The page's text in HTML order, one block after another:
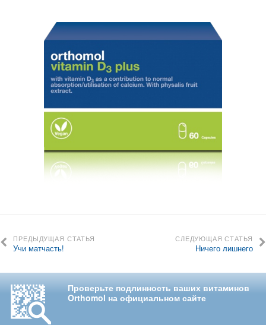
ПРЕДЫДУЩАЯ СТАТЬЯ
Учи матчасть!
СЛЕДУЮЩАЯ СТАТЬЯ
Ничего лишнего
Проверьте подлинность ваших витаминов
Orthomol на официальном сайте